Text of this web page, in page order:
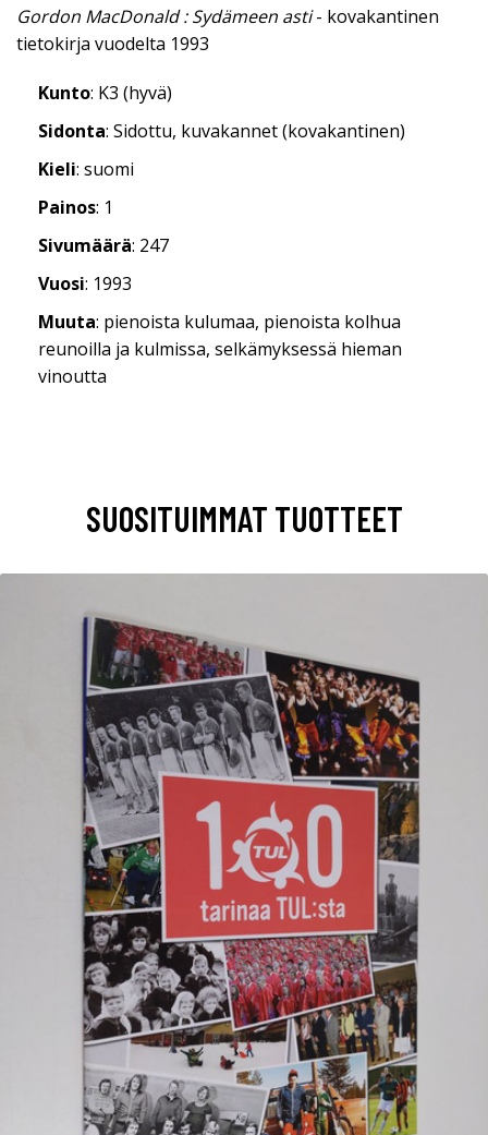
Gordon MacDonald : Sydämeen asti- kovakantinen
tietokirja vuodelta 1993
Kunto: K3 (hyvä)
Sidonta: Sidottu, kuvakannet (kovakantinen)
Kieli: suomi
Painos: 1
Sivumäärä: 247
Vuosi: 1993
Muuta: pienoista kulumaa, pienoista kolhua
reunoilla ja kulmissa, selkämyksessä hieman
vinoutta
SUOSITUIMMAT TUOTTEET